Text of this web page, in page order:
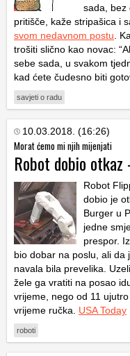
sada, bez
pritišče, kaže stripašica i
svom nedavnom postu .
trošiti slično kao novac:
sebe sada, u svakom
kad ćete čudesno biti
savjeti o radu
10.03.2018. (16:26)
Morat ćemo mi njih mijenjati
Robot dobio
Robot
dobio je
Burger u
jedne
prespor.
bio dobar na poslu, ali da
navala bila prevelika.
žele ga vratiti na posao
vrijeme, nego od 11
vrijeme ručka. USA Today
roboti